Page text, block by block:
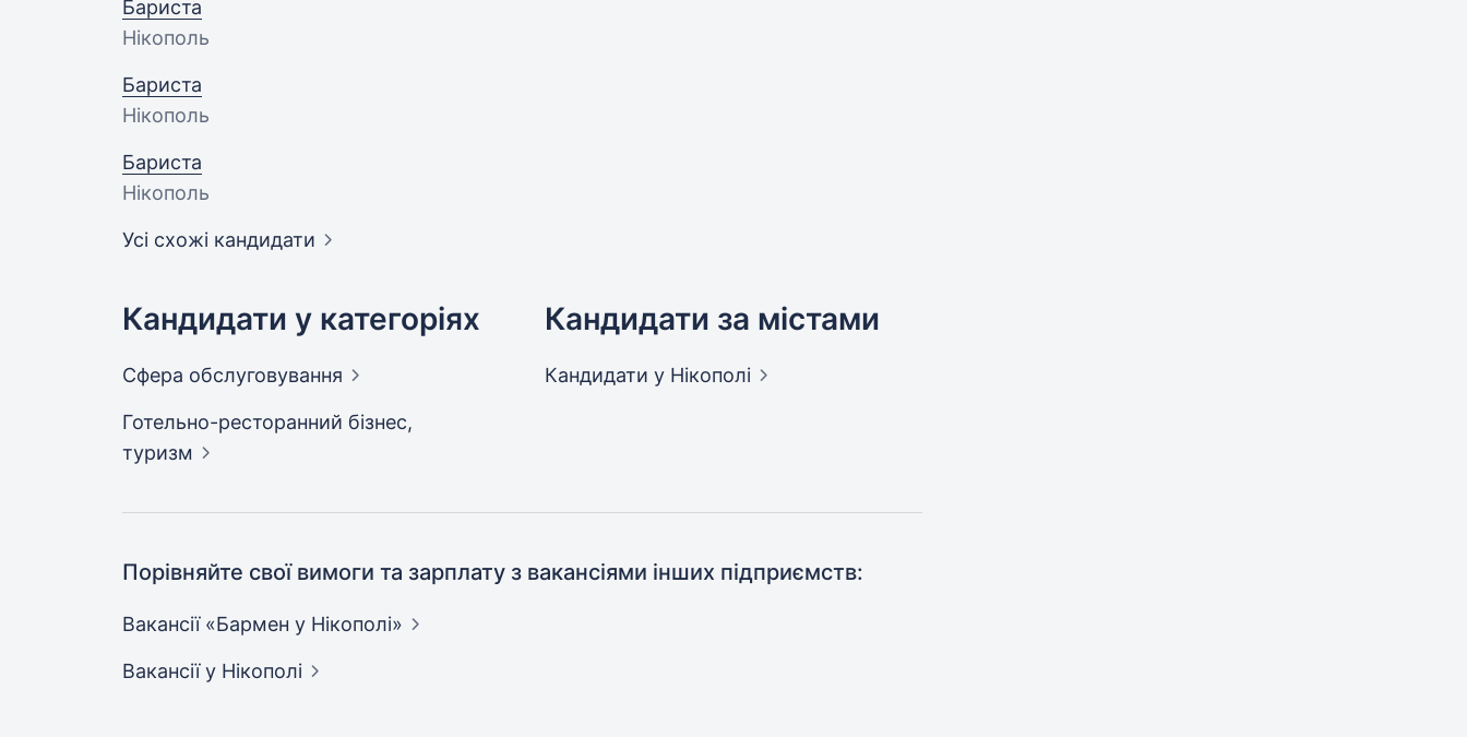
Бариста
Нікополь
Бариста
Нікополь
Бариста
Нікополь
Усі схожі кандидати
Кандидати у категоріях
Сфера обслуговування
Готельно-ресторанний бізнес,
туризм
Кандидати за містами
Кандидати у Нікополі
Порівняйте свої вимоги та зарплату з вакансіями інших підприємств:
Вакансії «Бармен у Нікополі»
Вакансіїу Нікополі